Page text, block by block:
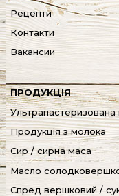
Рецепти
Контакти
Вакансии
ПРОДУКЦІЯ
Ультрапастеризована
Продукція з молока
Сир / сирна маса
Масло
Спред вершковий /